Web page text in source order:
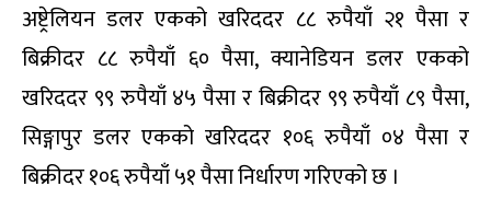
अष्ट्रेलियन डलर एकको खरिददर ८८ रुपैयाँ २१ पैसा र
बिक्रीदर ८८ रुपैयाँ ६० पैसा, क्यानेडियन डलर एकको
खरिददर ९९ रुपैयाँ ४५ पैसा र बिक्रीदर ९९ रुपैयाँ ८९ पैसा,
सिङ्गापुर डलर एकको खरिददर १०६ रुपैयाँ ०४ पैसा र
बिक्रीदर १०६ रुपैयाँ ५१ पैसा निर्धारण गरिएको छ ।